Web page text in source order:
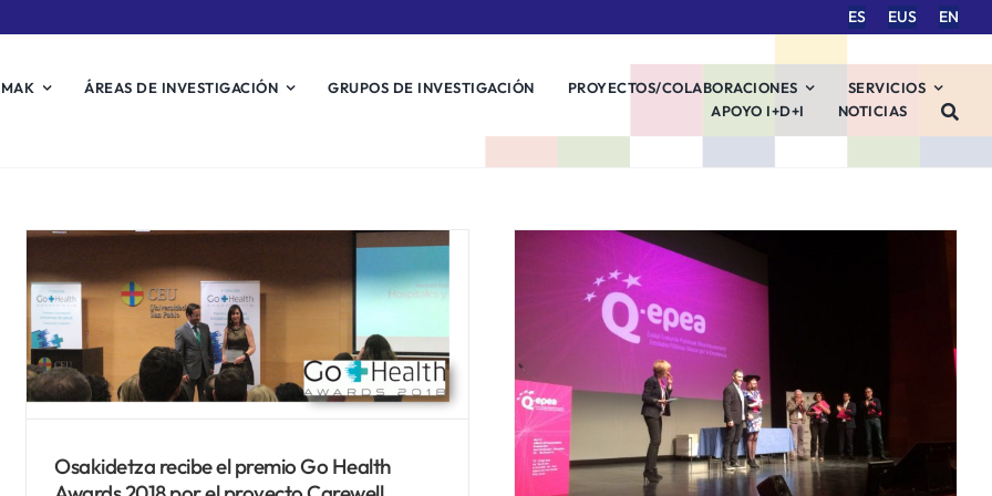
ES EUS EN
ÁREAS DE INVESTIGACIÓN GRUPOS DE INVESTIGACIÓN PROYECTOS/COLABORACIONES
SERVICIOS
APOYO I+D+I
NOTICIAS
Osakidetza recibe el premio Go Health
El proyecto europeo Carewell